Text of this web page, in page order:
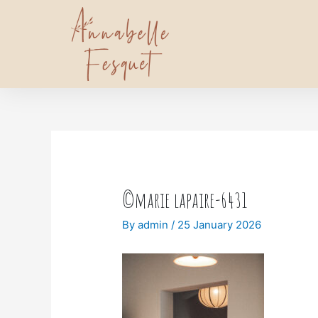
©marie lapaire-6431
Byadmin/ 25 January 2026